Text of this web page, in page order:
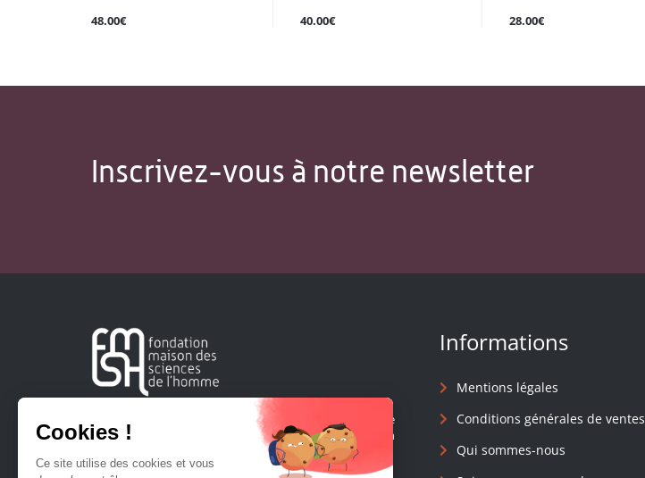
48.00€ 40.00€ 28.00€
Inscrivez-vous à notre newsletter
Créée en 1963, la Fondation Maison Sciences de l'Homme
soutient la recherche et la diffusion des connaissances en
Informations
Mentions légales
Conditions générales de ventes
Qui sommes-nous